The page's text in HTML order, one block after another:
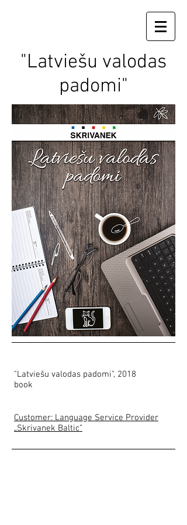
"Latviešu valodas
padomi"
"Latviešu valodas padomi", 2018
book
Customer: Language Service Provider
„Skrivanek Baltic”